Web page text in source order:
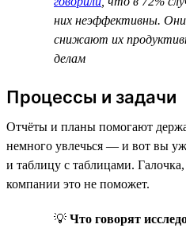
них неэффективны.
снижают их
делам
Процессы и задачи
Отчёты и планы помогают
немного увлечься — и вот вы
и таблицу с таблицами.
компании это не поможет.
💡 Что говорят